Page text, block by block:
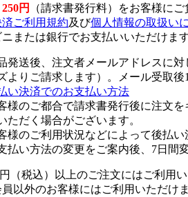
250円
（請求書発行料）をお客様にご
ご利用規約及び個人情報の取扱い
または銀行でお支払いいただけます
発送後、注文者メールアドレスに
よりご請求します）。メール受取後
い決済でのお支払い方法
様のご都合で請求書発行後に注文
ただく場合がございます。
様のご利用状況などによって後払
払い方法の変更をご案内後、7日間
（税込）以上のご注文にはご利用い
以外のお客様にはご利用いただけま